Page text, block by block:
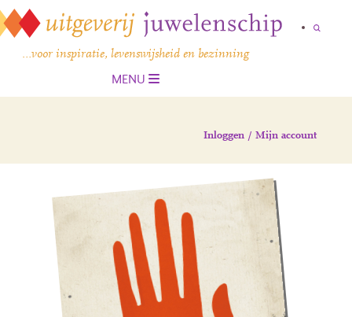
…voor inspiratie, levenswijsheid en bezinning
MENU
Inloggen / Mijn account